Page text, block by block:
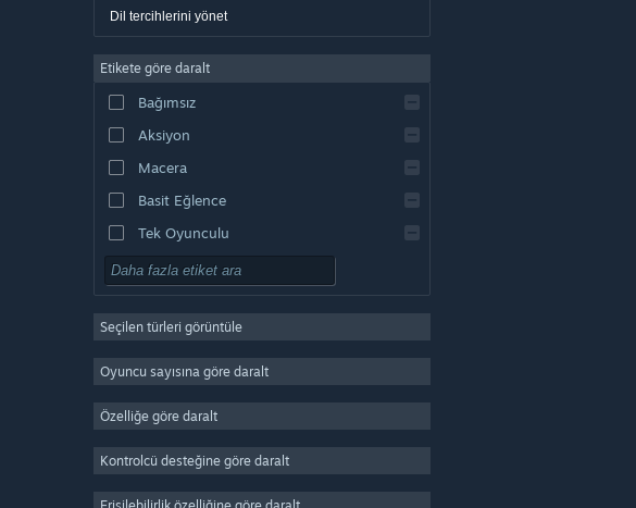
Danca
İngilizce
Kastilya İspanyolcası
Latin Amerika İspanyolcası
Dil tercihlerini yönet
Etikete göre daralt
Bağımsız
Aksiyon
Macera
Basit Eğlence
Tek Oyunculu
Simülasyon
Strateji
3D
Oynaması Ücretsiz
Seçilen türleri görüntüle
Oyuncu sayısına göre daralt
Özelliğe göre daralt
Kontrolcü desteğine göre daralt